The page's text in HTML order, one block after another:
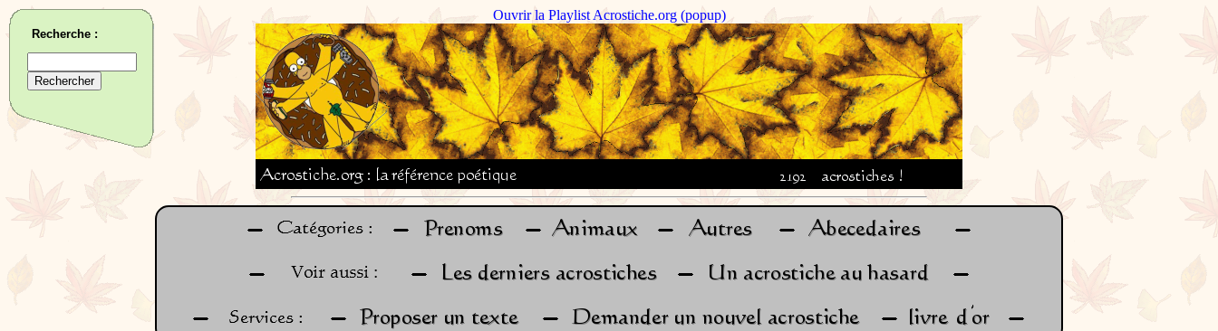
Ouvrir la Playlist Acrostiche.org (popup)
Recherche :